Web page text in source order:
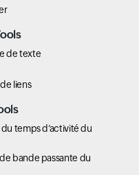
de texte
liens
temps d’activité du
bande passante du